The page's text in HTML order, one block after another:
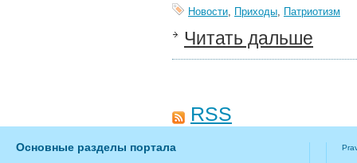
Новости, Приходы, Патриотизм
Читать дальше
RSS
Основные разделы портала